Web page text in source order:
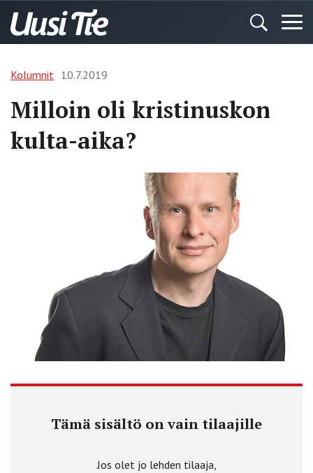
Kolumnit 10.7.2019
Milloin oli kristinuskon
kulta-aika?
Tämä sisältö on vain tilaajille
Jos olet jo lehden tilaaja,